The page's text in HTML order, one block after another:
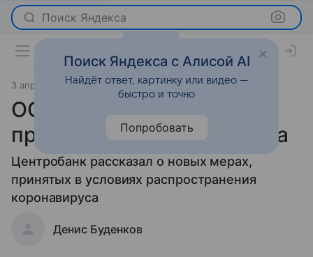
Поиск Яндекса
3 апреля 2020 Новости
ОСАГО разрешили
продавать без техосмотра
Центробанк рассказал о новых мерах,
принятых в условиях распространения
коронавируса
Денис Буденков
Поиск Яндекса с Алисой AI
Найдёт ответ, картинку или видео —
быстро и точно
Попробовать